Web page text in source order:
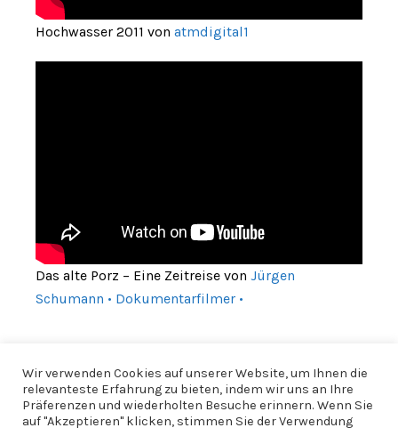
Hochwasser 2011 von atmdigital1
Das alte Porz – Eine Zeitreise von Jürgen
Schumann • Dokumentarfilmer •
Wir verwenden Cookies auf unserer Website, um Ihnen die
relevanteste Erfahrung zu bieten, indem wir uns an Ihre
Präferenzen und wiederholten Besuche erinnern. Wenn Sie
auf "Akzeptieren" klicken, stimmen Sie der Verwendung